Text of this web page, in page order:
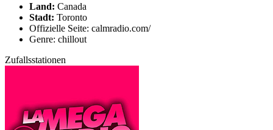
Land: Canada
Stadt: Toronto
Offizielle Seite: calmradio.com/
Genre: chillout
Zufallsstationen